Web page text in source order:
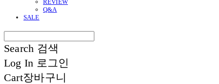
REVIEW
Q&A
SALE
Search 검색
Log In 로그인
Cart장바구니